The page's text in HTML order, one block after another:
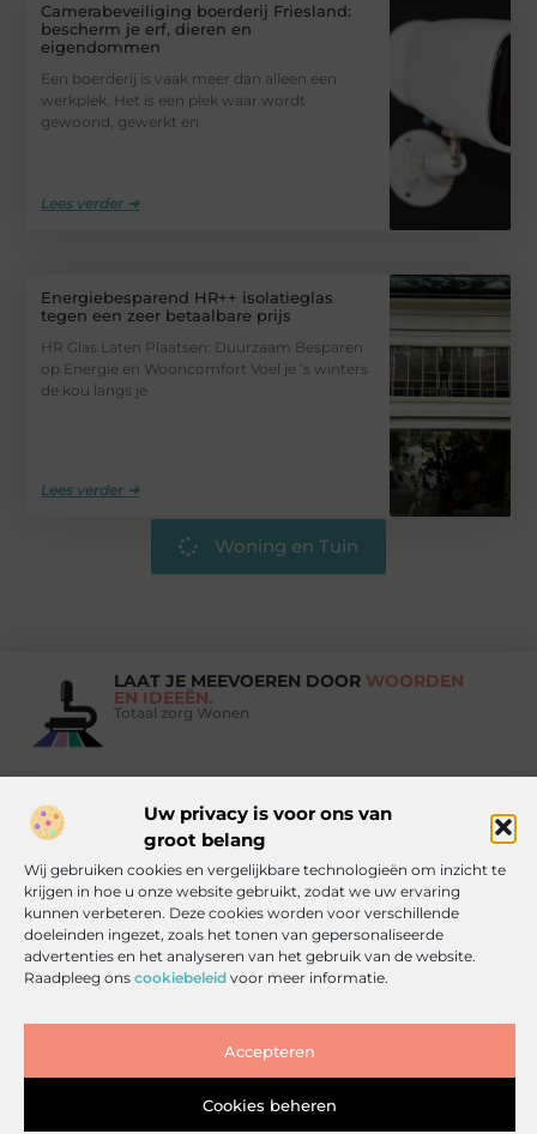
Uw privacy is voor ons van
groot belang
Wij gebruiken cookies en vergelijkbare technologieën om inzicht te
krijgen in hoe u onze website gebruikt, zodat we uw ervaring
kunnen verbeteren. Deze cookies worden voor verschillende
doeleinden ingezet, zoals het tonen van gepersonaliseerde
advertenties en het analyseren van het gebruik van de website.
Raadpleeg ons cookiebeleid voor meer informatie.
Accepteren
Cookies beheren
Camerabeveiliging boerderij Friesland:
bescherm je erf, dieren en
eigendommen
Een boerderij is vaak meer dan alleen een
werkplek. Het is een plek waar wordt
gewoond, gewerkt en
Lees verder ➜
Energiebesparend HR++ isolatieglas
tegen een zeer betaalbare prijs
HR Glas Laten Plaatsen: Duurzaam Besparen
op Energie en Wooncomfort Voel je ’s winters
de kou langs je
Lees verder ➜
Woning en Tuin
LAAT JE MEEVOEREN DOOR WOORDEN
EN IDEEËN.
Totaal zorg Wonen
Vind Ons Hier :
Beroemdheden Uit de Media Partners Over ons
Contact Artikel publiceren Website index
Inkomsten genereren met jouw website: haal alles uit je online platform